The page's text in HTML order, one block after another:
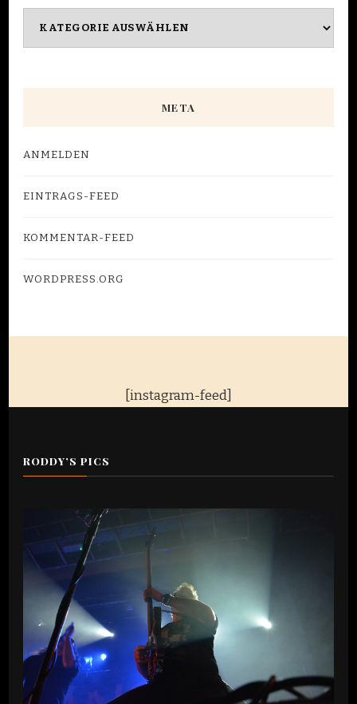
META
ANMELDEN
EINTRAGS-FEED
KOMMENTAR-FEED
WORDPRESS.ORG
[instagram-feed]
RODDY’S PICS